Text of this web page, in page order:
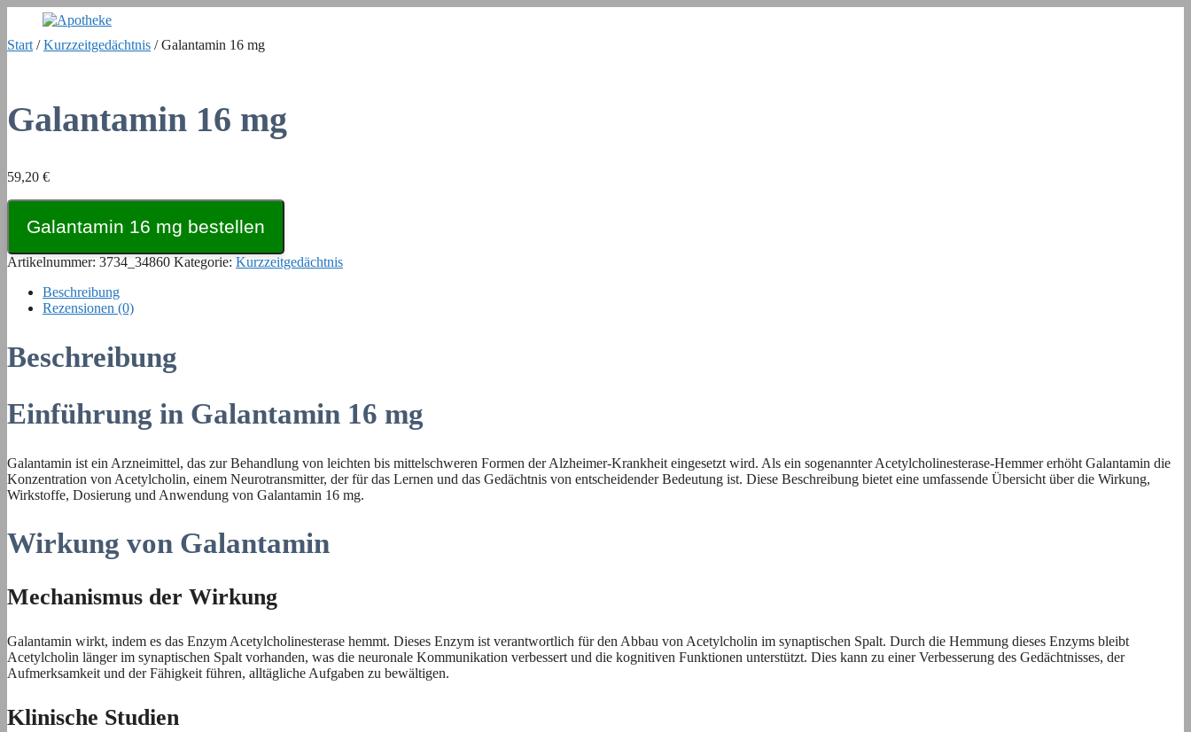
springen
Start /Kurzzeitgedächtnis / Galantamin 16 mg
Galantamin 16 mg
59,20 €
Galantamin 16 mg bestellen
Artikelnummer: 3734_34860 Kategorie: Kurzzeitgedächtnis
Beschreibung
Rezensionen (0)
Beschreibung
Einführung in Galantamin 16 mg
Galantamin ist ein Arzneimittel, das zur Behandlung von leichten bis mittelschweren Formen der Alzheimer-Krankheit eingesetzt wird. Als ein sogenannter Acetylcholinesterase-Hemmer erhöht Galantamin die
Konzentration von Acetylcholin, einem Neurotransmitter, der für das Lernen und das Gedächtnis von entscheidender Bedeutung ist. Diese Beschreibung bietet eine umfassende Übersicht über die Wirkung,
Wirkstoffe, Dosierung und Anwendung von Galantamin 16 mg.
Wirkung von Galantamin
Mechanismus der Wirkung
Galantamin wirkt, indem es das Enzym Acetylcholinesterase hemmt. Dieses Enzym ist verantwortlich für den Abbau von Acetylcholin im synaptischen Spalt. Durch die Hemmung dieses Enzyms bleibt
Acetylcholin länger im synaptischen Spalt vorhanden, was die neuronale Kommunikation verbessert und die kognitiven Funktionen unterstützt. Dies kann zu einer Verbesserung des Gedächtnisses, der
Aufmerksamkeit und der Fähigkeit führen, alltägliche Aufgaben zu bewältigen.
Klinische Studien